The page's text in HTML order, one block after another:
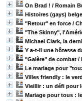
On Brad ! / Romain
Histoires (gays)
"Retour" en force /
"The Skinny",
Michael Clark, la
Y a-t-il une hôtesse
"Galère" de combat /
Le mariage pour
Villes friendly : le
Vieillir : un défi pour
Mariage pour tous :